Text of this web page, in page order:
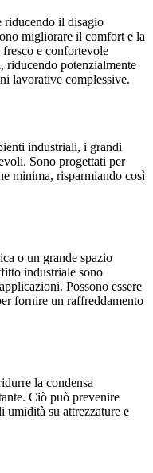
riducendo il disagio
migliorare il comfort e la
e confortevole
riducendo potenzialmente
lavorative complessive.
industriali, i grandi
Sono progettati per
minima, risparmiando così
o un grande spazio
industriale sono
Possono essere
fornire un raffreddamento
la condensa
Ciò può prevenire
umidità su attrezzature e